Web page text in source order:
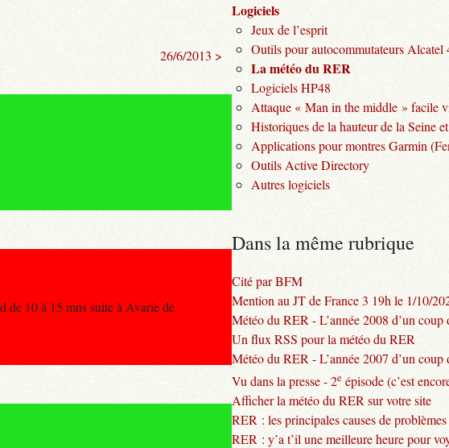
26/6/2013 >
10 à 15 mns suite à Avarie de
Logiciels
Jeux de l’esprit
Outils pour autocommutateurs Alcatel
La météo du RER
Logiciels HP48
Attaque « Man in the middle » facile
Historiques de la hauteur de la Seine
Applications pour montres Garmin
Outils Active Directory
Autres logiciels
Dans la même rubrique
Cité par BFM
Mention au JT de France 3 19h le 1/10/
Météo du RER - L’année 2008 d’un coup
Un flux RSS pour la météo du RER
Météo du RER - L’année 2007 d’un coup
Vu dans la presse - 2e épisode (c’est
Afficher la météo du RER sur votre site
RER : les principales causes de problèmes
RER : y’a t’il une meilleure heure pour